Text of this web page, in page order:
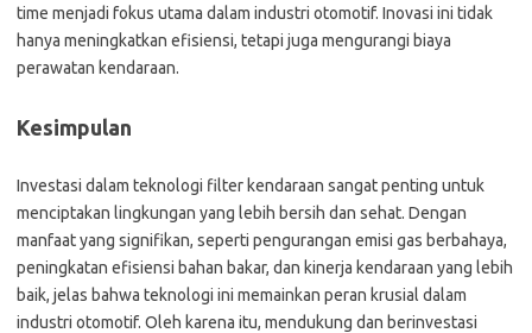
time menjadi fokus utama dalam industri otomotif. Inovasi ini tidak
hanya meningkatkan efisiensi, tetapi juga mengurangi biaya
perawatan kendaraan.
Kesimpulan
Investasi dalam teknologi filter kendaraan sangat penting untuk
menciptakan lingkungan yang lebih bersih dan sehat. Dengan
manfaat yang signifikan, seperti pengurangan emisi gas berbahaya,
peningkatan efisiensi bahan bakar, dan kinerja kendaraan yang lebih
baik, jelas bahwa teknologi ini memainkan peran krusial dalam
industri otomotif. Oleh karena itu, mendukung dan berinvestasi